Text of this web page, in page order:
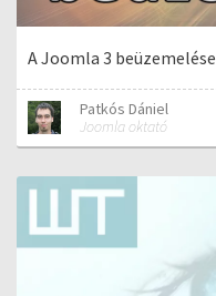
A Joomla 3 beüzemelése
Patkós Dániel
Joomla oktató